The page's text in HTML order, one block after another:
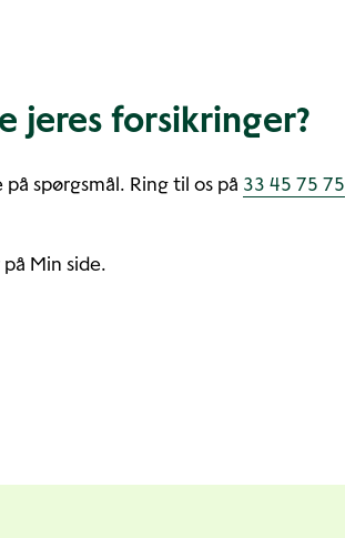
jeres forsikringer?
spørgsmål. Ring til os på 33 45 75 75
Min side.